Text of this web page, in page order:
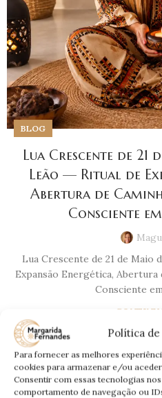
Política de
Para fornecer as melhores
cookies para armazenar e/ou
Consentir com essas tecnologias
comportamento de navegação ou
BLOG
Lua Crescente de 21
Leão — Ritual de
Abertura de
Consciente
Lua Crescente de 21 de Maio
Expansão Energética,
Consciente
31
JAN